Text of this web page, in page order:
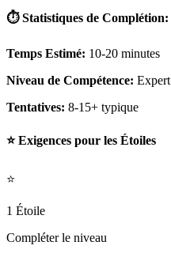
⏱️ Statistiques de Complétion:
Temps Estimé: 10-20 minutes
Niveau de Compétence: Expert
Tentatives: 8-15+ typique
⭐ Exigences pour les Étoiles
⭐
1 Étoile
Compléter le niveau